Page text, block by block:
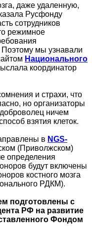
даже удаленную,
Русфонду
сотрудников
режимное
мы узнавали
Национального
координатор
и страхи, что
но организаторы
ничем
взятия клеток.
в NGS-
(Приволжском)
определения
будут включены
костного мозга
РДКМ).
подготовлены с
РФ на развитие
Фондом